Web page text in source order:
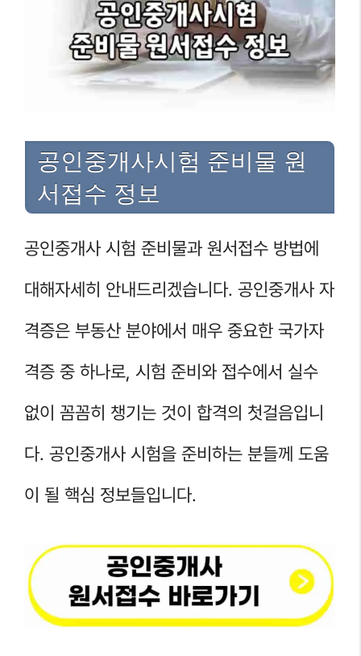
공인중개사시험 준비물 원
서접수 정보
공인중개사 시험 준비물과 원서접수 방법에
대해자세히 안내드리겠습니다. 공인중개사 자
격증은 부동산 분야에서 매우 중요한 국가자
격증 중 하나로, 시험 준비와 접수에서 실수
없이 꼼꼼히 챙기는 것이 합격의 첫걸음입니
다. 공인중개사 시험을 준비하는 분들께 도움
이 될 핵심 정보들입니다.